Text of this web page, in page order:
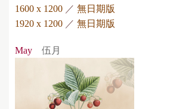
1600 x 1200 ／ 無日期版
1920 x 1200 ／ 無日期版
May 伍月